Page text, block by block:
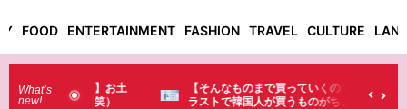
FOOD ENTERTAINMENT FASHION TRAVEL CULTURE
What’s
new!
！】お土
（笑）
【そんなものまで買っていくの？】日本のド
ラストで韓国人が買うものがちょっと…